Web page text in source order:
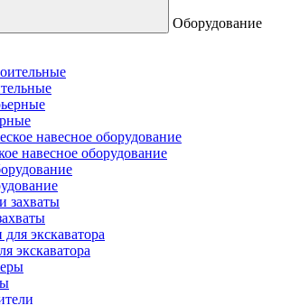
Оборудование
навесное оборудование
экскаватора